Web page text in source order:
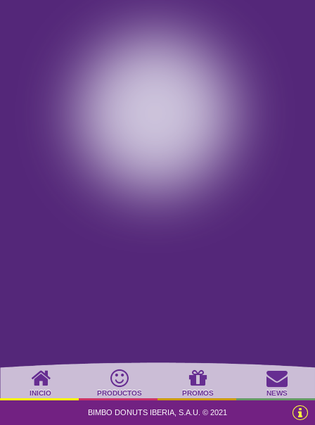
INICIO PRODUCTOS PROMOS NEWS
BIMBO DONUTS IBERIA, S.A.U. © 2021